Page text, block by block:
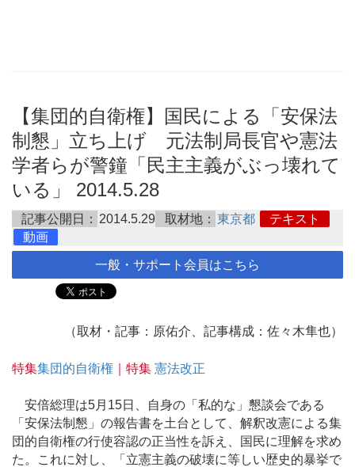
【集団的自衛権】国民による「安保法
制懇」立ち上げ 元法制局長官や憲法
学者らが警鐘「民主主義がぶっ壊れて
いる」 2014.5.28
記事公開日： 2014.5.29 取材地： 東京都
テキスト
動画
一般・サポート会員はこちら
（取材・記事：原佑介、記事構成：佐々木隼也）
特集集団的自衛権 ｜特集 憲法改正
安倍総理は5月15日、自身の「私的な」懇談会である
「安保法制懇」の報告書を土台として、解釈改憲による集
団的自衛権の行使容認の正当性を訴え、国民に理解を求め
た。これに対し、「立憲主義の破壊に等しい歴史的暴挙で